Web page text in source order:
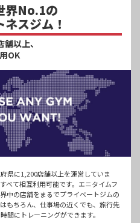
界No.1の
スジム！
以上、
OK
県に1,200店舗以上を運営していま
べて相互利用可能です。エニタイムフ
中の店舗をまるでプライベートジムの
もちろん、仕事場の近くでも、旅行先
間にトレーニングができます。